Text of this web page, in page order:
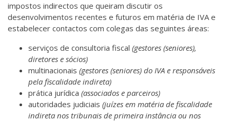
impostos indirectos que queiram discutir os
desenvolvimentos recentes e futuros em matéria de IVA e
estabelecer contactos com colegas das seguintes áreas:
serviços de consultoria fiscal (gestores (seniores),
diretores e sócios)
multinacionais (gestores (seniores) do IVA e responsáveis
pela fiscalidade indireta)
prática jurídica (associados e parceiros)
autoridades judiciais (juízes em matéria de fiscalidade
indireta nos tribunais de primeira instância ou nos